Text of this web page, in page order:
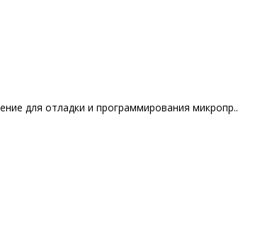
для отладки и программирования микропр..